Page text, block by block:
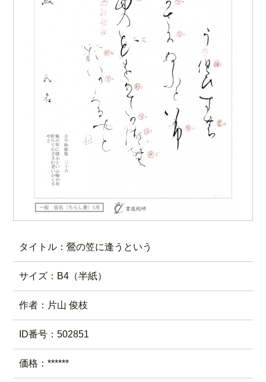
タイトル：鶯の笠に逢うという
サイズ：B4（半紙）
作者：片山 俊枝
ID番号：502851
価格：******